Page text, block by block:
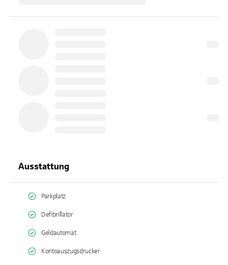
Ausstattung
Parkplatz
Defibrillator
Geldautomat
Kontoauszugsdrucker